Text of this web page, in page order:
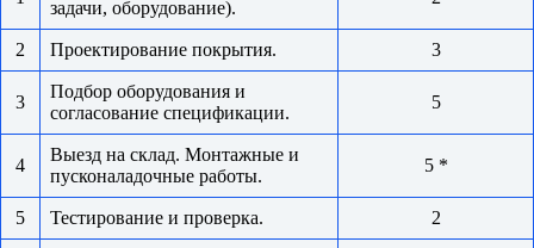
задачи, оборудование).
2 Проектирование покрытия. 3
3
Подбор оборудования и
согласование спецификации.
5
4
Выезд на склад. Монтажные и
пусконаладочные работы.
5 *
5 Тестирование и проверка. 2